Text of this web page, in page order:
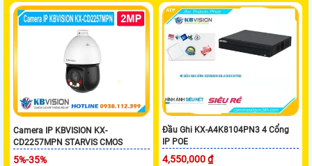
Camera IP KBVISION KX-
CD2257MPN STARVIS CMOS
5%-35%
Đầu Ghi KX-A4K8104PN3 4 Cổng
IP POE
4,550,000 ₫